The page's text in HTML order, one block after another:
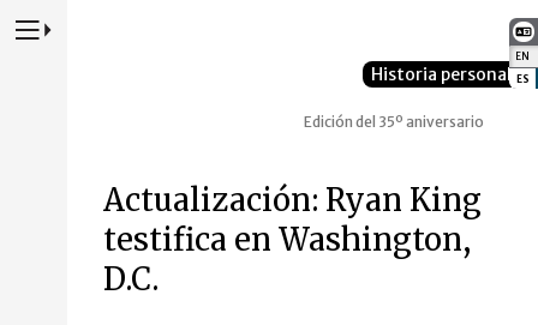
EN
ES
Presione para alternar la navegación principal del sitio web
Historia personal
Edición del 35º aniversario
Actualización: Ryan King
testifica en Washington,
D.C.